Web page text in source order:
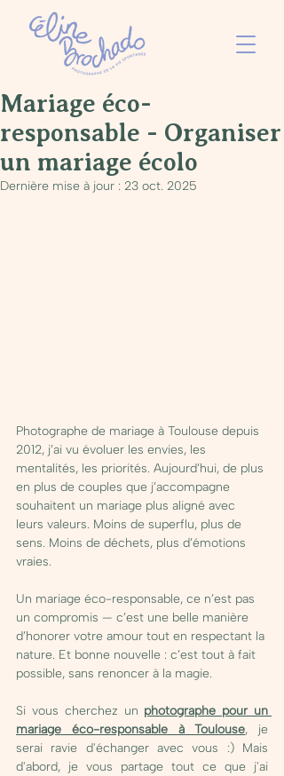
Mariage éco-
responsable - Organiser
un mariage écolo
Dernière mise à jour : 23 oct. 2025
Photographe de mariage à Toulouse depuis
2012, j’ai vu évoluer les envies, les
mentalités, les priorités. Aujourd’hui, de plus
en plus de couples que j’accompagne
souhaitent un mariage plus aligné avec
leurs valeurs. Moins de superflu, plus de
sens. Moins de déchets, plus d’émotions
vraies.
Un mariage éco-responsable, ce n’est pas
un compromis — c’est une belle manière
d’honorer votre amour tout en respectant la
nature. Et bonne nouvelle : c’est tout à fait
possible, sans renoncer à la magie.
Si vous cherchez un photographe pour un
mariage éco-responsable à Toulouse, je
serai ravie d'échanger avec vous :) Mais
d'abord, je vous partage tout ce que j'ai